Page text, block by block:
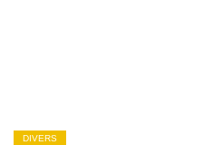
DIVERS